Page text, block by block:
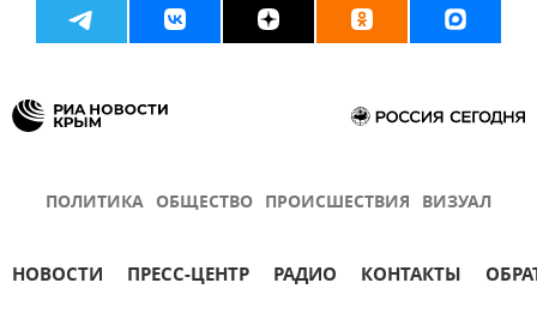
ПОЛИТИКА ОБЩЕСТВО ПРОИСШЕСТВИЯ ВИЗУАЛ
НОВОСТИ ПРЕСС-ЦЕНТР РАДИО КОНТАКТЫ